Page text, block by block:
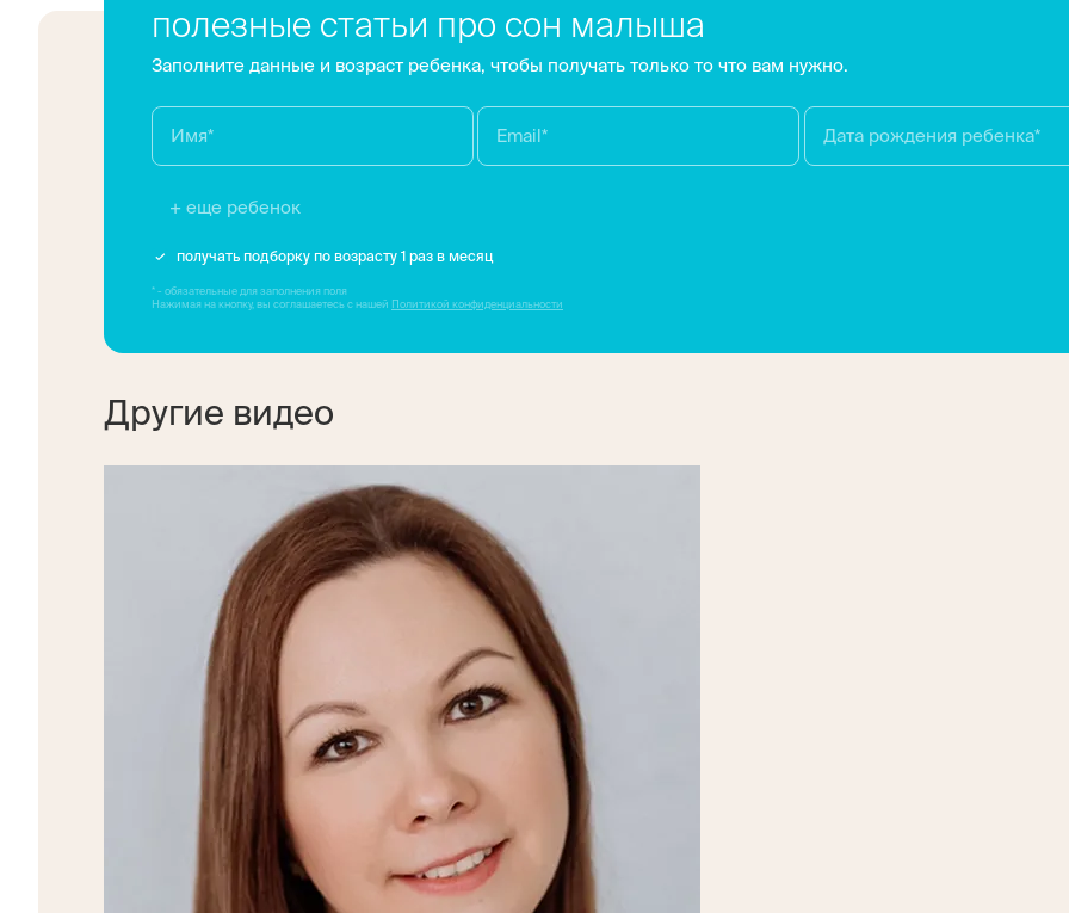
полезные статьи про сон малыша
Заполните данные и возраст ребенка, чтобы получать только то что вам нужно.
+ еще ребенок
получать подборку по возрасту 1 раз в месяц
* - обязательные для заполнения поля
Нажимая на кнопку, вы соглашаетесь с нашей Политикой конфиденциальности
Другие видео